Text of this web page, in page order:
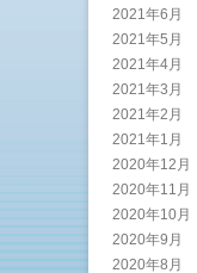
2021年6月
2021年5月
2021年4月
2021年3月
2021年2月
2021年1月
2020年12月
2020年11月
2020年10月
2020年9月
2020年8月